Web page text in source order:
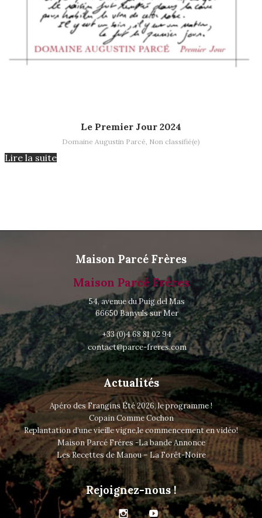
Le Premier Jour 2024
Domaine Augustin Parcé, Non classifié(e)
Lire la suite
Maison Parcé Frères
Maison Parcé Frères
54, avenue du Puig del Mas
66650 Banyuls sur Mer
+33 (0)4 68 81 02 94
contact@parce-freres.com
Actualités
Apéro des Frangins Été 2026, le programme !
Copain Comme Cochon
Replantation d’une vieille vigne,le commencement en vidéo!
Maison Parcé Fréres -La bande Annonce
Les Recettes de Manou – La Forêt-Noire
Rejoignez-nous !